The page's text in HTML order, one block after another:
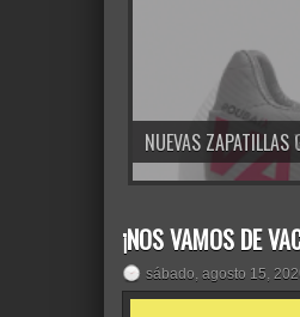
¡NOS VAMOS DE
sábado, agosto 15,